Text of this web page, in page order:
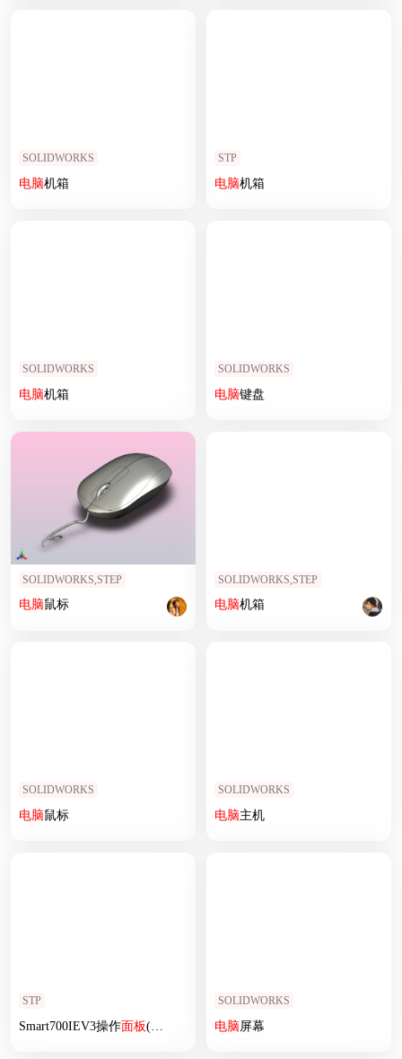
SOLIDWORKS
电脑机箱
STP
电脑机箱
SOLIDWORKS
电脑机箱
SOLIDWORKS
电脑键盘
SOLIDWORKS,STEP
电脑鼠标
SOLIDWORKS,STEP
电脑机箱
SOLIDWORKS
电脑鼠标
SOLIDWORKS
电脑主机
STP
Smart700IEV3操作面板(西门子)-操作 面板
SOLIDWORKS
电脑屏幕